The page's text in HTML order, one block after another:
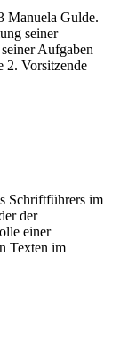
Manuela Gulde.
seiner
Aufgaben
2. Vorsitzende
Schriftführers im
der
einer
Texten im